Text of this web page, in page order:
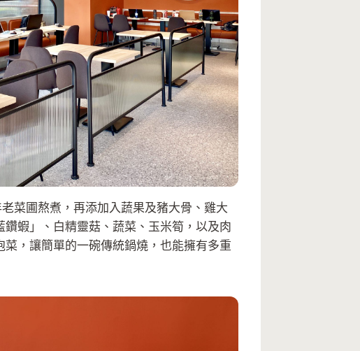
菜圃熬煮，再添加入蔬果及豬大骨、雞大
蝦」、白精靈菇、蔬菜、玉米筍，以及肉
，讓簡單的一碗傳統鍋燒，也能擁有多重